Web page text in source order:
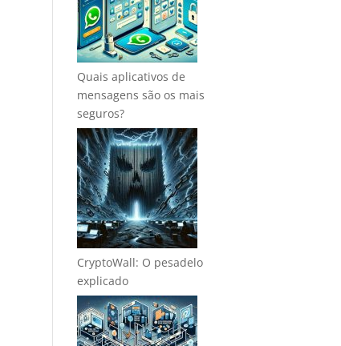
Quais aplicativos de
mensagens são os mais
seguros?
CryptoWall: O pesadelo
explicado